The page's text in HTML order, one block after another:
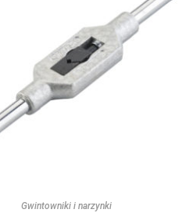
Gwintowniki i narzynki